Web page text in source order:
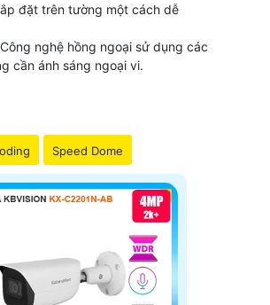
đặt trên tường một cách dễ
nghệ hồng ngoại sử dụng các
cần ánh sáng ngoại vi.
Speed Dome